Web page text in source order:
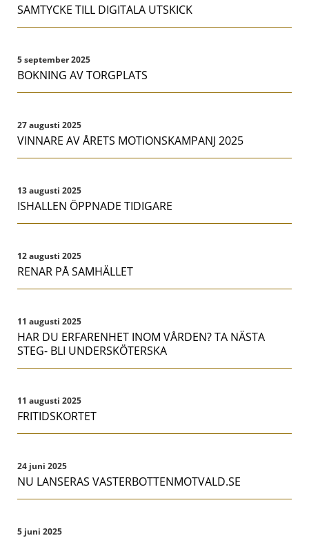
SAMTYCKE TILL DIGITALA UTSKICK
5 september 2025
BOKNING AV TORGPLATS
27 augusti 2025
VINNARE AV ÅRETS MOTIONSKAMPANJ 2025
13 augusti 2025
ISHALLEN ÖPPNADE TIDIGARE
12 augusti 2025
RENAR PÅ SAMHÄLLET
11 augusti 2025
HAR DU ERFARENHET INOM VÅRDEN? TA NÄSTA
STEG- BLI UNDERSKÖTERSKA
11 augusti 2025
FRITIDSKORTET
24 juni 2025
NU LANSERAS VASTERBOTTENMOTVALD.SE
5 juni 2025